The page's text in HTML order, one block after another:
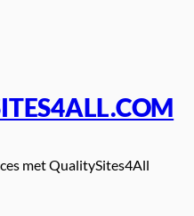
met QualitySites4All